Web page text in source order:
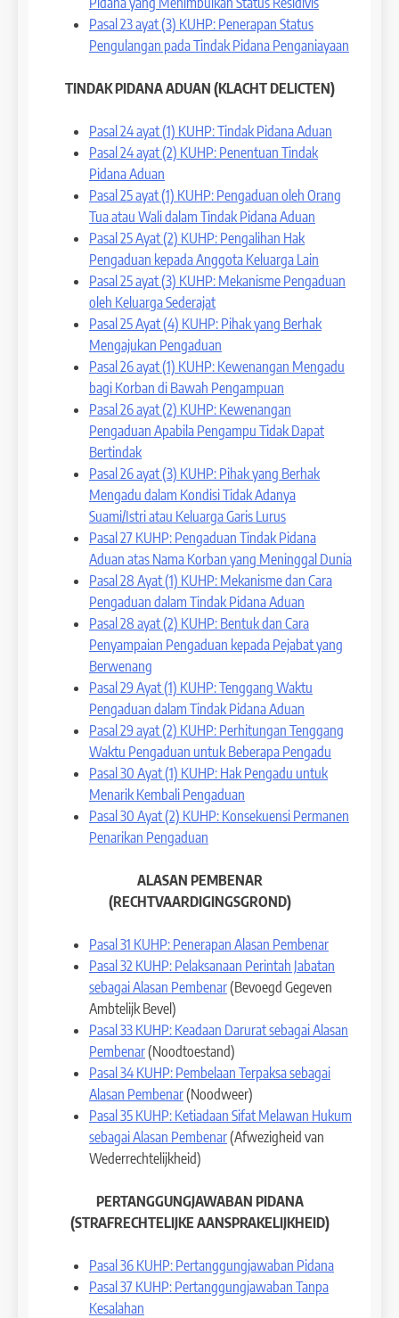
Pasal 23 ayat (3) KUHP: Penerapan Status
Pengulangan pada Tindak Pidana Penganiayaan
TINDAK PIDANA ADUAN (KLACHT DELICTEN)
Pasal 24 ayat (1) KUHP: Tindak Pidana Aduan
Pasal 24 ayat (2) KUHP: Penentuan Tindak
Pidana Aduan
Pasal 25 ayat (1) KUHP: Pengaduan oleh Orang
Tua atau Wali dalam Tindak Pidana Aduan
Pasal 25 Ayat (2) KUHP: Pengalihan Hak
Pengaduan kepada Anggota Keluarga Lain
Pasal 25 ayat (3) KUHP: Mekanisme Pengaduan
oleh Keluarga Sederajat
Pasal 25 Ayat (4) KUHP: Pihak yang Berhak
Mengajukan Pengaduan
Pasal 26 ayat (1) KUHP: Kewenangan Mengadu
bagi Korban di Bawah Pengampuan
Pasal 26 ayat (2) KUHP: Kewenangan
Pengaduan Apabila Pengampu Tidak Dapat
Bertindak
Pasal 26 ayat (3) KUHP: Pihak yang Berhak
Mengadu dalam Kondisi Tidak Adanya
Suami/Istri atau Keluarga Garis Lurus
Pasal 27 KUHP: Pengaduan Tindak Pidana
Aduan atas Nama Korban yang Meninggal Dunia
Pasal 28 Ayat (1) KUHP: Mekanisme dan Cara
Pengaduan dalam Tindak Pidana Aduan
Pasal 28 ayat (2) KUHP: Bentuk dan Cara
Penyampaian Pengaduan kepada Pejabat yang
Berwenang
Pasal 29 Ayat (1) KUHP: Tenggang Waktu
Pengaduan dalam Tindak Pidana Aduan
Pasal 29 ayat (2) KUHP: Perhitungan Tenggang
Waktu Pengaduan untuk Beberapa Pengadu
Pasal 30 Ayat (1) KUHP: Hak Pengadu untuk
Menarik Kembali Pengaduan
Pasal 30 Ayat (2) KUHP: Konsekuensi Permanen
Penarikan Pengaduan
ALASAN PEMBENAR
(RECHTVAARDIGINGSGROND)
Pasal 31 KUHP: Penerapan Alasan Pembenar
Pasal 32 KUHP: Pelaksanaan Perintah Jabatan
sebagai Alasan Pembenar(Bevoegd Gegeven
Ambtelijk Bevel)
Pasal 33 KUHP: Keadaan Darurat sebagai Alasan
Pembenar(Noodtoestand)
Pasal 34 KUHP: Pembelaan Terpaksa sebagai
Alasan Pembenar(Noodweer)
Pasal 35 KUHP: Ketiadaan Sifat Melawan Hukum
sebagai Alasan Pembenar(Afwezigheid van
Wederrechtelijkheid)
PERTANGGUNGJAWABAN PIDANA
(STRAFRECHTELIJKE AANSPRAKELIJKHEID)
Pasal 36 KUHP: Pertanggungjawaban Pidana
Pasal 37 KUHP: Pertanggungjawaban Tanpa
Kesalahan